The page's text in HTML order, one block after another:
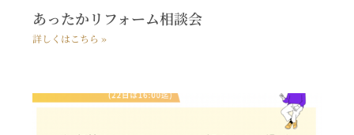
あったかリフォーム相談会
詳しくはこちら »